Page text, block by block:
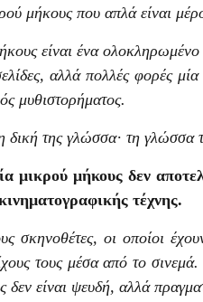
μήκους που απλά είναι
είναι ένα
αλλά πολλές φορές
μυθιστορήματος.
δική της γλώσσα· τη γλώσσα
μικρού μήκους δεν
τέχνης.
σκηνοθέτες, οι οποίοι
τους μέσα από το
είναι ψευδή, αλλά